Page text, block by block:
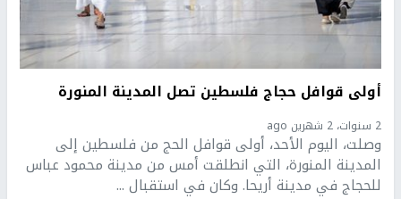
أولى قوافل حجاج فلسطين تصل المدينة المنورة
2 سنوات، 2 شهرين ago
وصلت، اليوم الأحد، أولى قوافل الحج من فلسطين إلى
المدينة المنورة، التي انطلقت أمس من مدينة محمود عباس
للحجاج في مدينة أريحا. وكان في استقبال ...